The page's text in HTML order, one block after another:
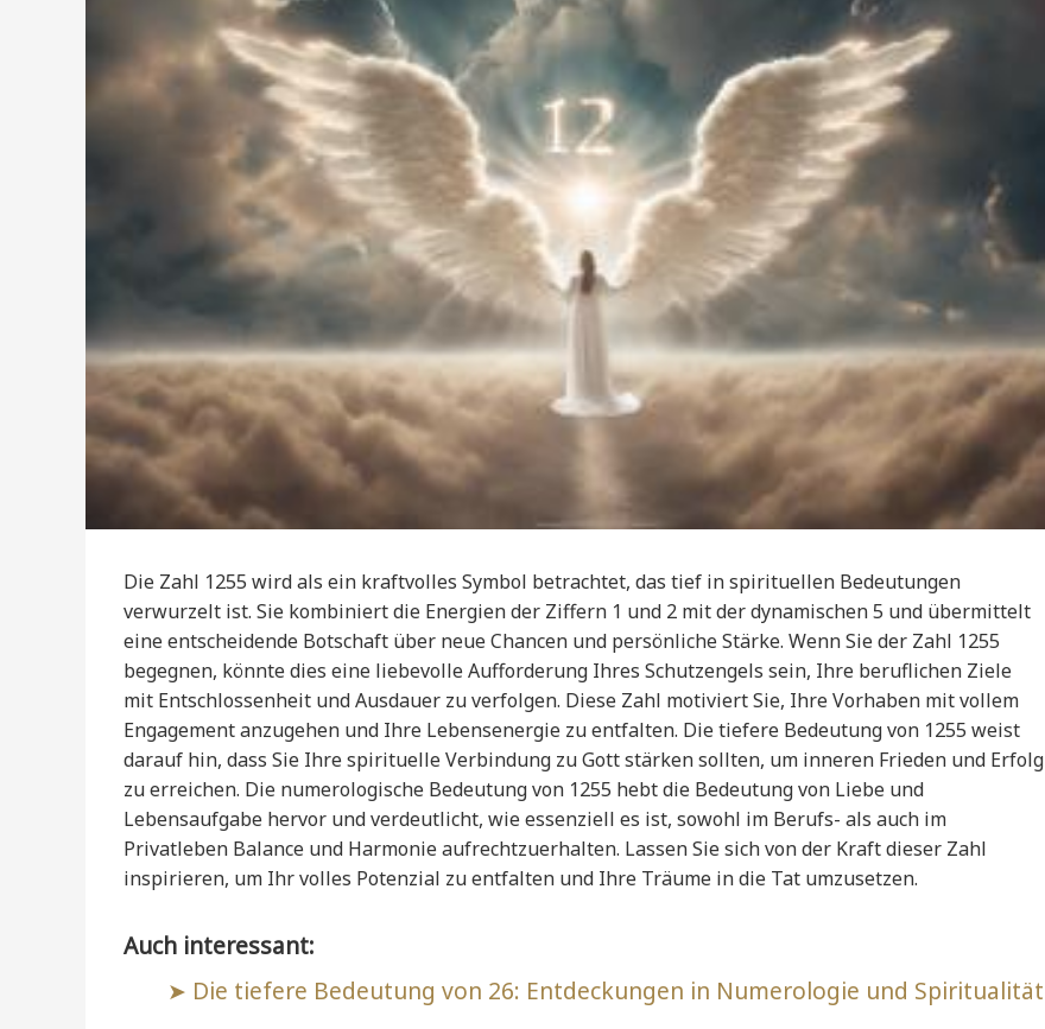
Die Zahl 1255 wird als ein kraftvolles Symbol betrachtet, das tief in spirituellen Bedeutungen
verwurzelt ist. Sie kombiniert die Energien der Ziffern 1 und 2 mit der dynamischen 5 und übermittelt
eine entscheidende Botschaft über neue Chancen und persönliche Stärke. Wenn Sie der Zahl 1255
begegnen, könnte dies eine liebevolle Aufforderung Ihres Schutzengels sein, Ihre beruflichen Ziele
mit Entschlossenheit und Ausdauer zu verfolgen. Diese Zahl motiviert Sie, Ihre Vorhaben mit vollem
Engagement anzugehen und Ihre Lebensenergie zu entfalten. Die tiefere Bedeutung von 1255 weist
darauf hin, dass Sie Ihre spirituelle Verbindung zu Gott stärken sollten, um inneren Frieden und Erfolg
zu erreichen. Die numerologische Bedeutung von 1255 hebt die Bedeutung von Liebe und
Lebensaufgabe hervor und verdeutlicht, wie essenziell es ist, sowohl im Berufs- als auch im
Privatleben Balance und Harmonie aufrechtzuerhalten. Lassen Sie sich von der Kraft dieser Zahl
inspirieren, um Ihr volles Potenzial zu entfalten und Ihre Träume in die Tat umzusetzen.
Auch interessant:
Die tiefere Bedeutung von 26: Entdeckungen in Numerologie und Spiritualität